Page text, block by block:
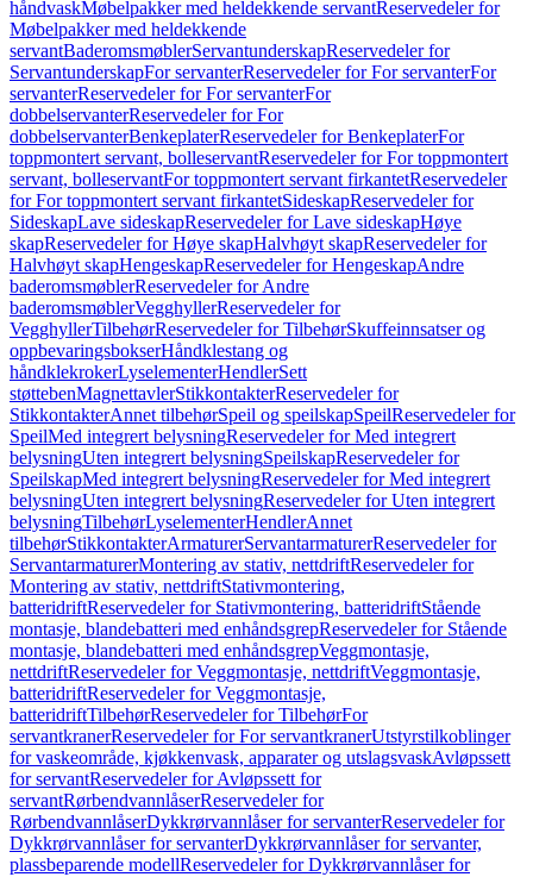
håndvaskMøbelpakker med heldekkende servantReservedeler for
Møbelpakker med heldekkende
servantBaderomsmøblerServantunderskapReservedeler for
ServantunderskapFor servanterReservedeler for For servanterFor
servanterReservedeler for For servanterFor
dobbelservanterReservedeler for For
dobbelservanterBenkeplaterReservedeler for BenkeplaterFor
toppmontert servant, bolleservantReservedeler for For toppmontert
servant, bolleservantFor toppmontert servant firkantetReservedeler
for For toppmontert servant firkantetSideskapReservedeler for
SideskapLave sideskapReservedeler for Lave sideskapHøye
skapReservedeler for Høye skapHalvhøyt skapReservedeler for
Halvhøyt skapHengeskapReservedeler for HengeskapAndre
baderomsmøblerReservedeler for Andre
baderomsmøblerVegghyllerReservedeler for
VegghyllerTilbehørReservedeler for TilbehørSkuffeinnsatser og
oppbevaringsbokserHåndklestang og
håndklekrokerLyselementerHendlerSett
støttebenMagnettavlerStikkontakterReservedeler for
StikkontakterAnnet tilbehørSpeil og speilskapSpeilReservedeler for
SpeilMed integrert belysningReservedeler for Med integrert
belysningUten integrert belysningSpeilskapReservedeler for
SpeilskapMed integrert belysningReservedeler for Med integrert
belysningUten integrert belysningReservedeler for Uten integrert
belysningTilbehørLyselementerHendlerAnnet
tilbehørStikkontakterArmaturerServantarmaturerReservedeler for
ServantarmaturerMontering av stativ, nettdriftReservedeler for
Montering av stativ, nettdriftStativmontering,
batteridriftReservedeler for Stativmontering, batteridriftStående
montasje, blandebatteri med enhåndsgrepReservedeler for Stående
montasje, blandebatteri med enhåndsgrepVeggmontasje,
nettdriftReservedeler for Veggmontasje, nettdriftVeggmontasje,
batteridriftReservedeler for Veggmontasje,
batteridriftTilbehørReservedeler for TilbehørFor
servantkranerReservedeler for For servantkranerUtstyrstilkoblinger
for vaskeområde, kjøkkenvask, apparater og utslagsvaskAvløpssett
for servantReservedeler for Avløpssett for
servantRørbendvannlåserReservedeler for
RørbendvannlåserDykkrørvannlåser for servanterReservedeler for
Dykkrørvannlåser for servanterDykkrørvannlåser for servanter,
plassbeparende modellReservedeler for Dykkrørvannlåser for